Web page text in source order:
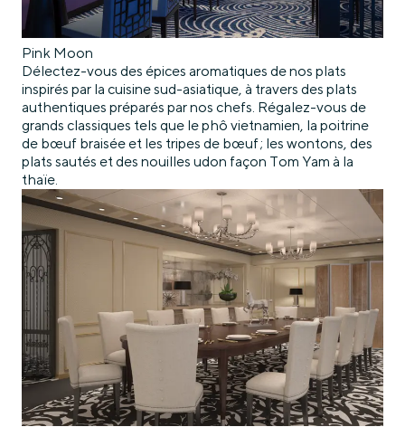
Pink Moon
Délectez-vous des épices aromatiques de nos plats
inspirés par la cuisine sud-asiatique, à travers des plats
authentiques préparés par nos chefs. Régalez-vous de
grands classiques tels que le phô vietnamien, la poitrine
de bœuf braisée et les tripes de bœuf ; les wontons, des
plats sautés et des nouilles udon façon Tom Yam à la
thaïe.